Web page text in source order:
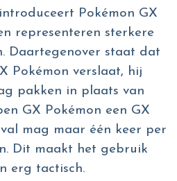
Pokémon GX
representeren sterkere
Daartegenover staat dat
Pokémon verslaat, hij
pakken in plaats van
GX Pokémon een GX
mag maar één keer per
Dit maakt het gebruik
erg tactisch.